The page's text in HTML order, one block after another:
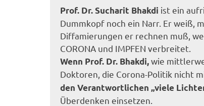
Prof. Dr. Sucharit Bhakdi ist ein
Dummkopf noch ein Narr. Er weiß,
Diffamierungen er rechnen muß,
CORONA und IMPFEN verbreitet.
Wenn Prof. Dr. Bhakdi,wie
Doktoren, die Corona-Politik nicht
den Verantwortlichen „viele
Überdenken einsetzen.